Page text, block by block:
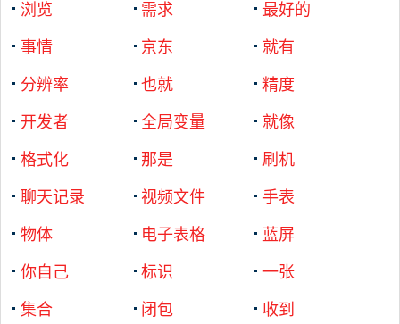
浏览 需求 最好的
事情 京东 就有
分辨率 也就 精度
开发者 全局变量 就像
格式化 那是 刷机
聊天记录 视频文件 手表
物体 电子表格 蓝屏
你自己 标识 一张
集合 闭包 收到